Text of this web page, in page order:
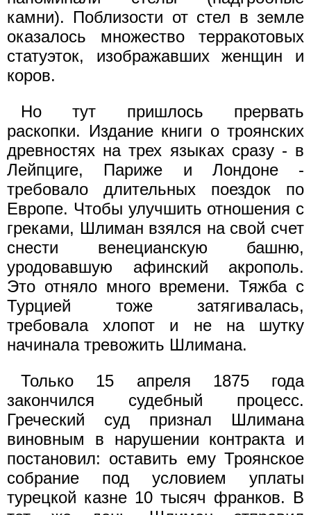
камни). Поблизости от стел в земле
оказалось множество терракотовых
статуэток, изображавших женщин и
коров.
Но тут пришлось прервать
раскопки. Издание книги о троянских
древностях на трех языках сразу - в
Лейпциге, Париже и Лондоне -
требовало длительных поездок по
Европе. Чтобы улучшить отношения с
греками, Шлиман взялся на свой счет
снести венецианскую башню,
уродовавшую афинский акрополь.
Это отняло много времени. Тяжба с
Турцией тоже затягивалась,
требовала хлопот и не на шутку
начинала тревожить Шлимана.
Только 15 апреля 1875 года
закончился судебный процесс.
Греческий суд признал Шлимана
виновным в нарушении контракта и
постановил: оставить ему Троянское
собрание под условием уплаты
турецкой казне 10 тысяч франков. В